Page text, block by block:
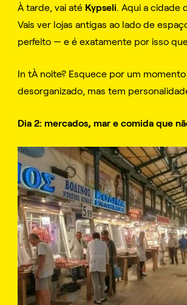
À tarde, vai até Kypseli. Aqui a cidade
Vais ver lojas antigas ao lado de
perfeito — e é exatamente por isso
In tÀ noite? Esquece por um
desorganizado, mas tem
Dia 2: mercados, mar e comida que